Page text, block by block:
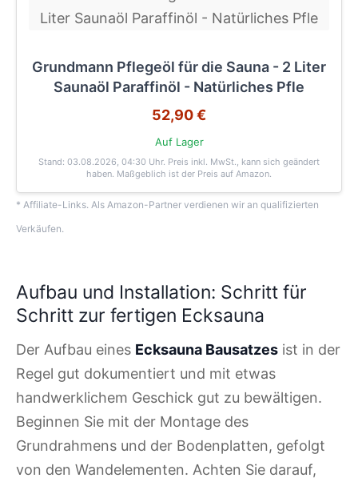
Grundmann Pflegeöl für die Sauna - 2 Liter
Saunaöl Paraffinöl - Natürliches Pfle
52,90 €
Auf Lager
Stand: 03.08.2026, 04:30 Uhr. Preis inkl. MwSt., kann sich geändert
haben. Maßgeblich ist der Preis auf Amazon.
* Affiliate-Links. Als Amazon-Partner verdienen wir an qualifizierten
Verkäufen.
Aufbau und Installation: Schritt für
Schritt zur fertigen Ecksauna
Der Aufbau eines Ecksauna Bausatzes ist in der
Regel gut dokumentiert und mit etwas
handwerklichem Geschick gut zu bewältigen.
Beginnen Sie mit der Montage des
Grundrahmens und der Bodenplatten, gefolgt
von den Wandelementen. Achten Sie darauf,